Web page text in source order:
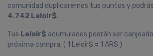
comunidad duplicaremos tus puntos y
4.742 Leloir$.
Tus Leloir$ acumulados podrán ser
próxima compra. ( 1 Leloir$ = 1 ARS )